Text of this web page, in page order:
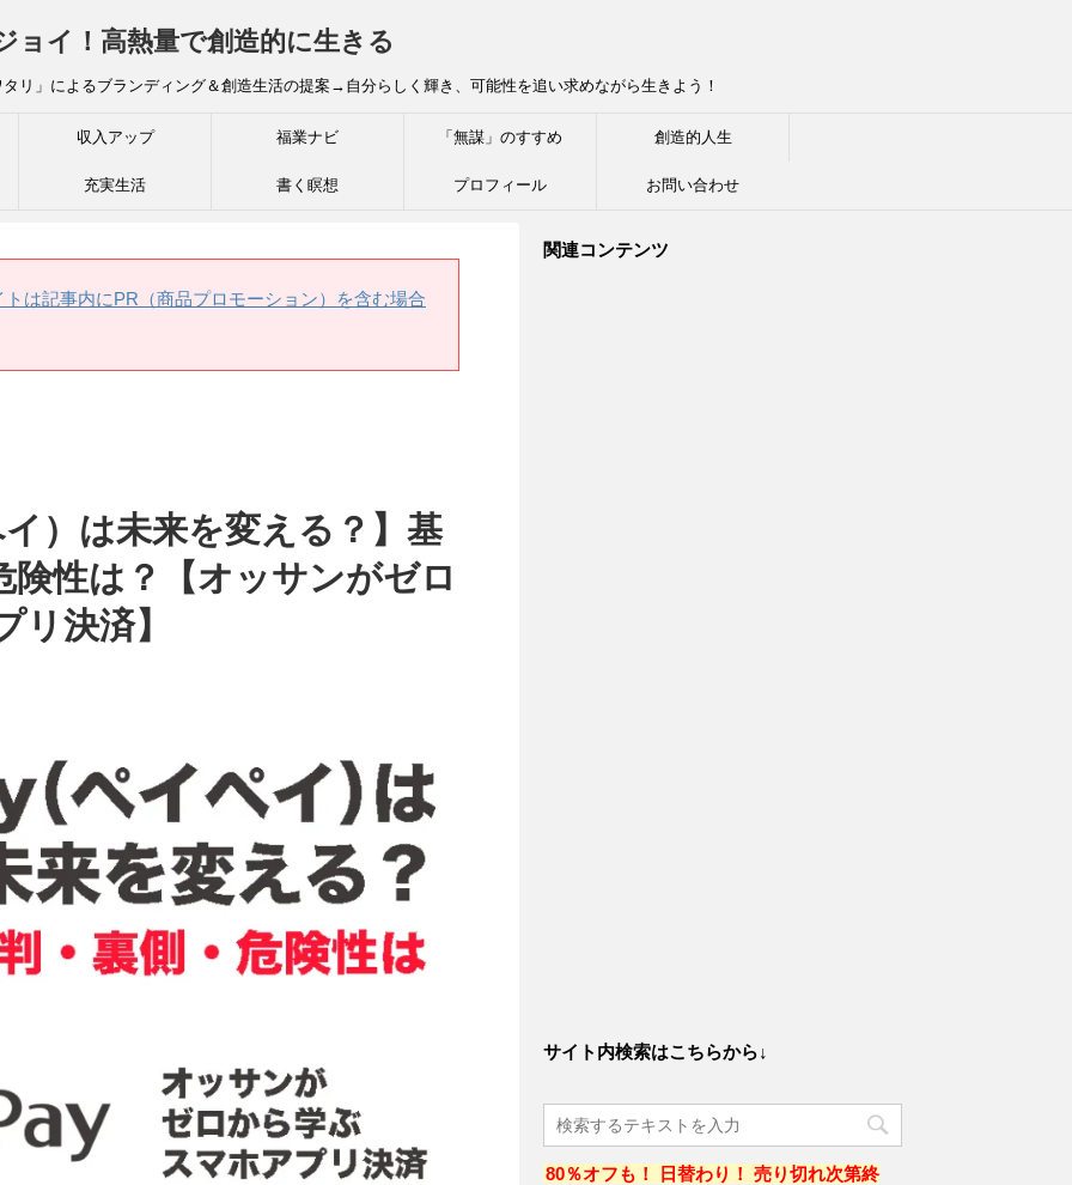
ョイ！高熱量で創造的に生きる
リ」によるブランディング＆創造生活の提案→自分らしく輝き、可能性を追い求めながら生きよう！
収入アップ 福業ナビ 「無謀」のすすめ 創造的人生
充実生活 書く瞑想 プロフィール お問い合わせ
トは記事内にPR（商品プロモーション）を含む場合
）は未来を変える？】基
険性は？【オッサンがゼロ
リ決済】
関連コンテンツ
サイト内検索はこちらから↓
80％オフも！ 日替わり！ 売り切れ次第終